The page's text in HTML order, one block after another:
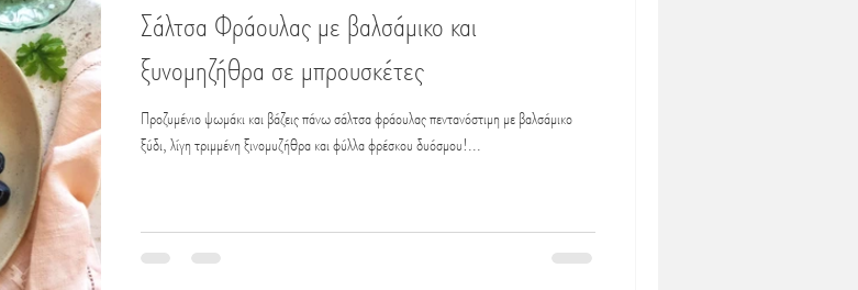
Σάλτσα Φράουλας με βαλσάμικο και
ξυνομηζήθρα σε μπρουσκέτες
Προζυμένιο ψωμάκι και βάζεις πάνω σάλτσα φράουλας πεντανόστιμη με βαλσάμικο
ξύδι, λίγη τριμμένη ξινομυζήθρα και φύλλα φρέσκου δυόσμου!...